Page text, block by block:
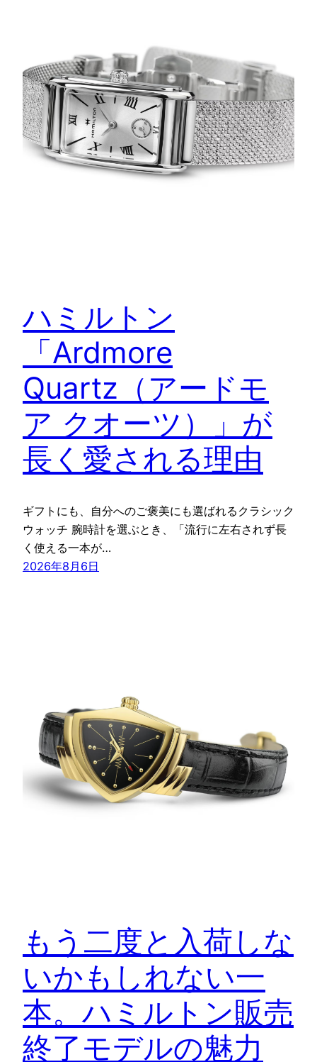
ハミルトン
「Ardmore
Quartz（アードモ
ア クオーツ）」が
長く愛される理由
ギフトにも、自分へのご褒美にも選ばれるクラシック
ウォッチ 腕時計を選ぶとき、「流行に左右されず長
く使える一本が…
2026年8月6日
もう二度と入荷しな
いかもしれない一
本。ハミルトン販売
終了モデルの魅力